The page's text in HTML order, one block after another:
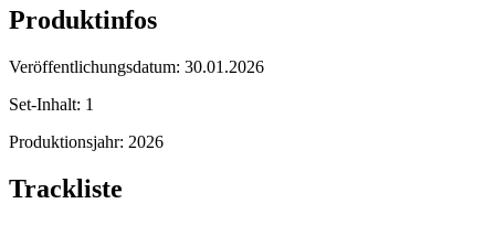
Produktinfos
Veröffentlichungsdatum: 30.01.2026
Set-Inhalt: 1
Produktionsjahr: 2026
Trackliste